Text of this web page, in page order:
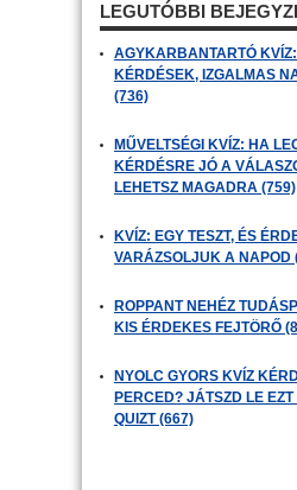
LEGUTÓBBI
AGYKARBANTARTÓ
KÉRDÉSEK, IZGALMAS
(736)
MŰVELTSÉGI KVÍZ: HA
KÉRDÉSRE JÓ A
LEHETSZ MAGADRA (759)
KVÍZ: EGY TESZT, ÉS
VARÁZSOLJUK A NAPOD
ROPPANT NEHÉZ
KIS ÉRDEKES FEJTÖRŐ
NYOLC GYORS KVÍZ
PERCED? JÁTSZD LE
QUIZT (667)